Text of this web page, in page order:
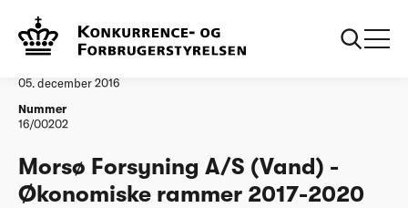
Vandtilsyn
05. december 2016
Nummer
16/00202
Morsø Forsyning A/S (Vand) -
Økonomiske rammer 2017-2020